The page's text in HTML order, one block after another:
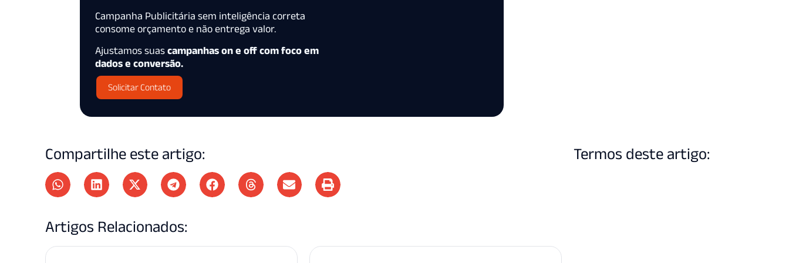
Campanha Publicitária sem inteligência correta
consome orçamento e não entrega valor.
Ajustamos suas campanhas on e off com foco em
dados e conversão.
Solicitar Contato
Compartilhe este artigo:
Artigos Relacionados:
Termos deste artigo: